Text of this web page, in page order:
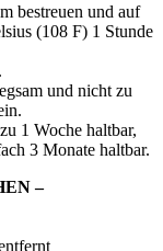
bestreuen und auf
(108 F) 1 Stunde
und nicht zu
1 Woche haltbar,
3 Monate haltbar.
–